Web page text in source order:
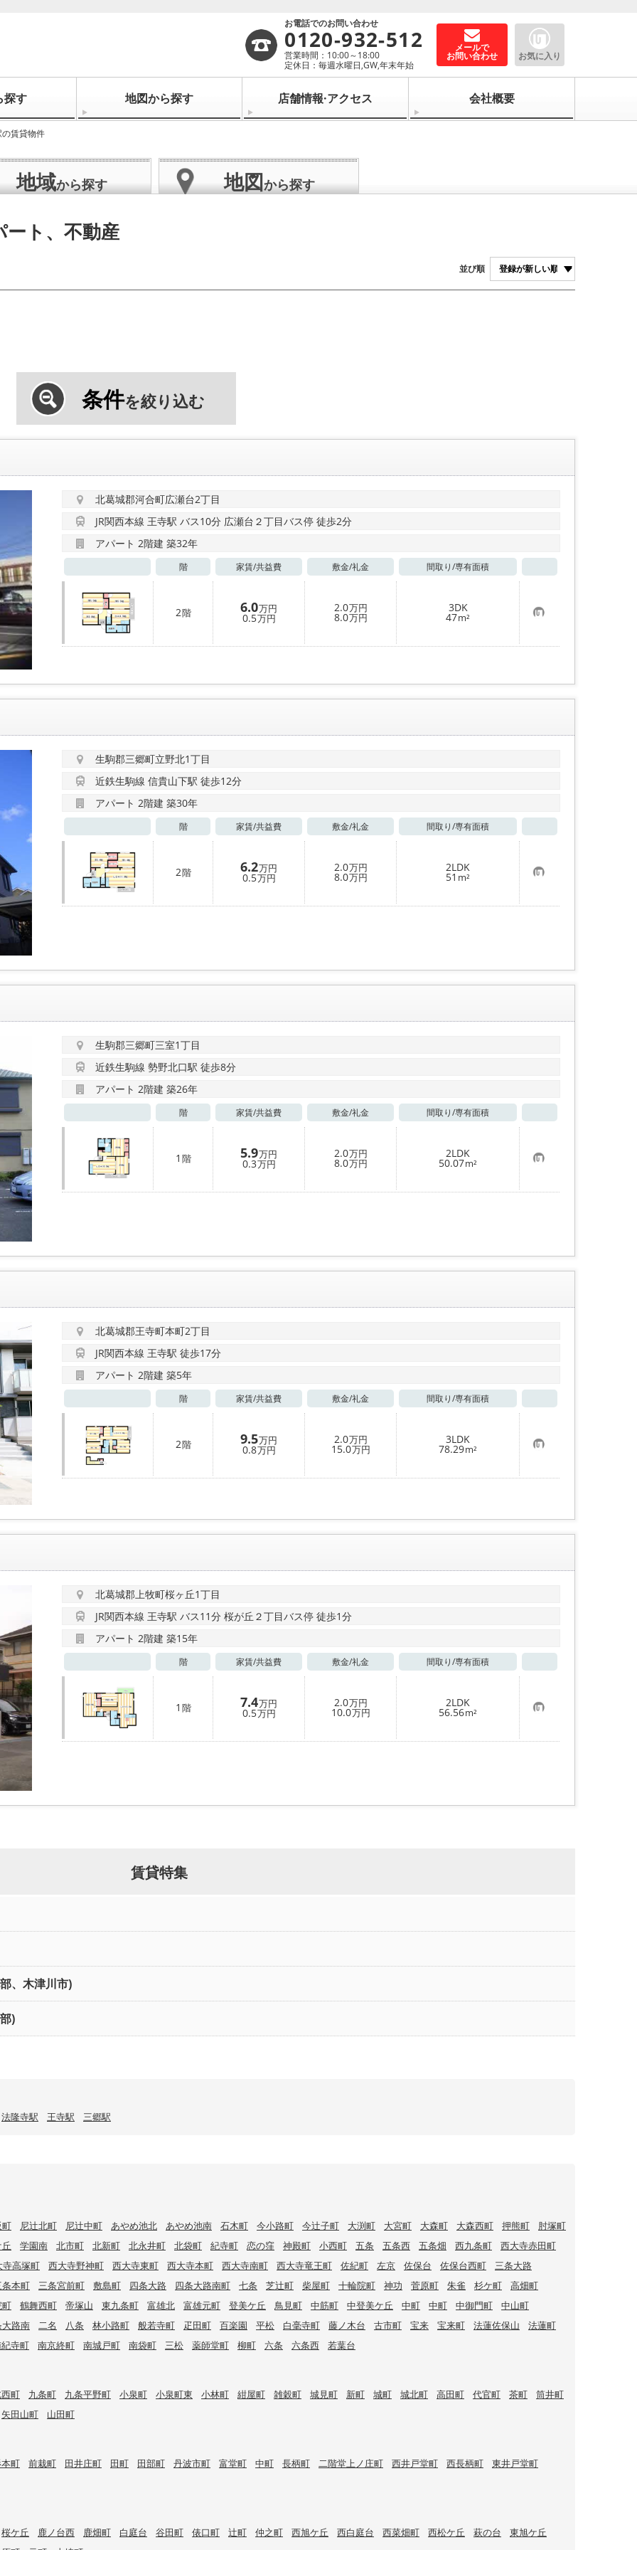
お電話でのお問い合わせ
0120-932-512
営業時間：10:00～18:00
定休日：毎週水曜日,GW,年末年始
メールで
お問い合わせ お気に入り
探す 地図から探す 店舗情報·アクセス 会社概要
賃貸物件
地域から探す 地図から探す
ト、不動産
並び順
条件を絞り込む
北葛城郡河合町広瀬台2丁目
JR関西本線 王寺駅 バス10分 広瀬台２丁目バス停 徒歩2分
アパート 2階建 築32年
階 家賃/共益費 敷金/礼金 間取り/専有面積
2階 6.0万円
0.5万円
2.0万円
8.0万円
3DK
47m² お
気
に
入
生駒郡三郷町立野北1丁目
近鉄生駒線 信貴山下駅 徒歩12分
アパート 2階建 築30年
階 家賃/共益費 敷金/礼金 間取り/専有面積
2階 6.2万円
0.5万円
2.0万円
8.0万円
2LDK
51 m² お
気
に
入
生駒郡三郷町三室1丁目
近鉄生駒線 勢野北口駅 徒歩8分
アパート 2階建 築26年
階 家賃/共益費 敷金/礼金 間取り/専有面積
1 階 5.9万円
0.3万円
2.0万円
8.0万円
2LDK
50.07m² お
気
に
入
北葛城郡王寺町本町2丁目
JR関西本線 王寺駅 徒歩17分
アパート 2階建 築5年
階 家賃/共益費 敷金/礼金 間取り/専有面積
2階 9.5万円
0.8万円
2.0万円
15.0万円
3LDK
78.29m² お
気
に
入
北葛城郡上牧町桜ヶ丘1丁目
JR関西本線 王寺駅 バス11分 桜が丘２丁目バス停 徒歩1分
アパート 2階建 築15年
階 家賃/共益費 敷金/礼金 間取り/専有面積
1 階 7.4万円
0.5万円
2.0万円
10.0万円
2LDK
56.56m² お
気
に
入
賃貸特集
木津川市)
)
法隆寺駅 王寺駅 三郷駅
町 尼辻北町 尼辻中町 あやめ池北 あやめ池南 石木町 今小路町 今辻子町 大渕町 大宮町 大森町 大森西町 押熊町
肘塚町
学園南 北市町 北新町 北永井町 北袋町 紀寺町 恋の窪 神殿町 小西町 五条 五条西 五条畑 西九条町
西大寺赤田町
寺高塚町
西大寺野神町 西大寺東町 西大寺本町 西大寺南町 西大寺竜王町 佐紀町 左京 佐保台 佐保台西町
三条大路
条本町
三条宮前町 敷島町 四条大路 四条大路南町 七条 芝辻町 柴屋町 十輪院町 神功 菅原町 朱雀 杉ケ町
高畑町
町
鶴舞西町 帝塚山 東九条町 富雄北 富雄元町 登美ケ丘 鳥見町 中筋町 中登美ケ丘 中町 中町 中御門町
中山町
路南
二名 八条 林小路町 般若寺町 疋田町 百楽園 平松 白毫寺町 藤ノ木台 古市町 宝来 宝来町 法蓮佐保山
法蓮町
寺町
南京終町 南城戸町 南袋町 三松 薬師堂町 柳町 六条 六条西 若葉台
町 九条町 九条平野町 小泉町 小泉町東 小林町 紺屋町 雑穀町 城見町 新町 城町 城北町 高田町 代官町 茶町
筒井町
矢田山町
山田町
町 前栽町 田井庄町 田町 田部町 丹波市町 富堂町 中町 長柄町 二階堂上ノ庄町 西井戸堂町 西長柄町 東井戸堂町
桜ケ丘 鹿ノ台西 鹿畑町 白庭台 谷田町 俵口町 辻町 仲之町 西旭ケ丘 西白庭台 西菜畑町 西松ケ丘 萩の台
東旭ケ丘